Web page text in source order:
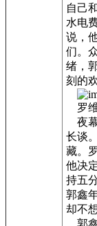
自己
水电
说，
们。
绪，
刻的
罗维
夜幕
长谈
藏。
他决
持五
郭鑫
却不
郭鑫